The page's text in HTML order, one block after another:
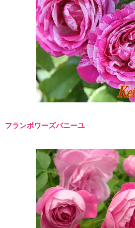
フランボワーズバニーユ